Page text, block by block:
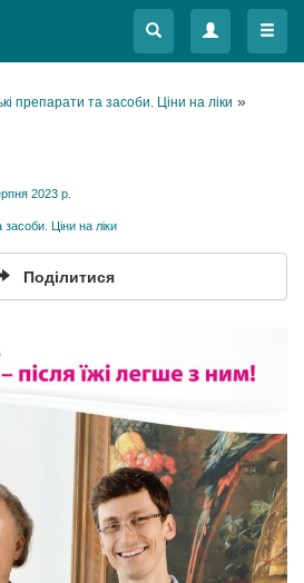
Меню
Меню
препарати та засоби. Ціни на ліки »
2023 р.
засоби. Ціни на ліки
Поділитися